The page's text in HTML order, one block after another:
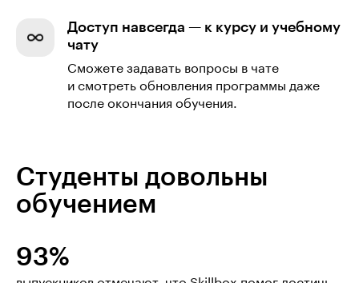
Доступ навсегда — к курсу и учебному
чату
Сможете задавать вопросы в чате
и смотреть обновления программы даже
после окончания обучения.
Студенты довольны
обучением
93%